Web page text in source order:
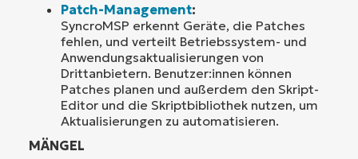
Patch-Management:
SyncroMSP erkennt Geräte, die Patches
fehlen, und verteilt Betriebssystem- und
Anwendungsaktualisierungen von
Drittanbietern. Benutzer:innen können
Patches planen und außerdem den Skript-
Editor und die Skriptbibliothek nutzen, um
Aktualisierungen zu automatisieren.
MÄNGEL